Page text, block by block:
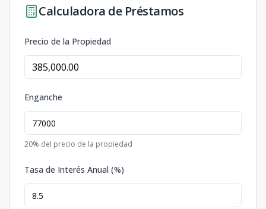
Calculadora de Préstamos
Precio de la Propiedad
Enganche
20% del precio de la propiedad
Tasa de Interés Anual (%)